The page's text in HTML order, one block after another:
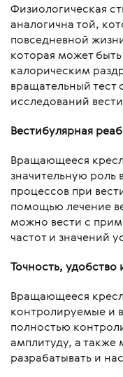
Физиологическая
аналогична той,
повседневной
которая может
калорическим
вращательный
исследований
Вестибулярная
Вращающееся
значительную
процессов при
помощью лечение
можно вести с
частот и значений
Точность, удобство
Вращающееся
контролируемые и
полностью
амплитуду, а также
разрабатывать и